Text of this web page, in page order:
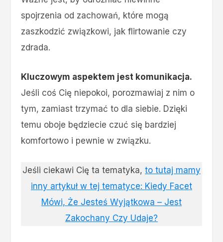
spojrzenia od zachowań, które mogą
zaszkodzić związkowi, jak flirtowanie czy
zdrada.
Kluczowym aspektem jest komunikacja.
Jeśli coś Cię niepokoi, porozmawiaj z nim o
tym, zamiast trzymać to dla siebie. Dzięki
temu oboje będziecie czuć się bardziej
komfortowo i pewnie w związku.
Jeśli ciekawi Cię ta tematyka, to tutaj mamy
inny artykuł w tej tematyce: Kiedy Facet
Mówi, Że Jesteś Wyjątkowa – Jest
Zakochany Czy Udaje?